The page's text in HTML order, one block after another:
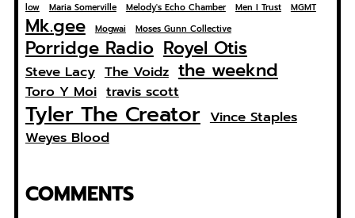
low
Maria Somerville Melody's Echo Chamber Men I Trust MGMT
Mk.gee Mogwai Moses Gunn Collective
Porridge Radio Royel Otis
Steve Lacy The Voidz the weeknd
Toro Y Moi travis scott
Tyler The Creator Vince Staples
Weyes Blood
COMMENTS